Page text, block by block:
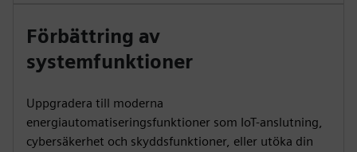
Förbättring av
systemfunktioner
Uppgradera till moderna
energiautomatiseringsfunktioner som IoT-anslutning,
cybersäkerhet och skyddsfunktioner, eller utöka din